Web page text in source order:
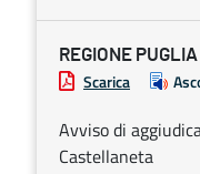
REGIONE
Scarica
Avviso di
Castellaneta